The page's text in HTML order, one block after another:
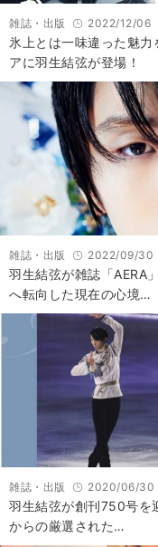
雑誌・出版 2022/12/06
氷上とは一味違った魅
アに羽生結弦が登場！
雑誌・出版 2022/09/30
羽生結弦が雑誌「AERA
へ転向した現在の心境…
雑誌・出版 2020/06/30
羽生結弦が創刊750号を
からの厳選された…